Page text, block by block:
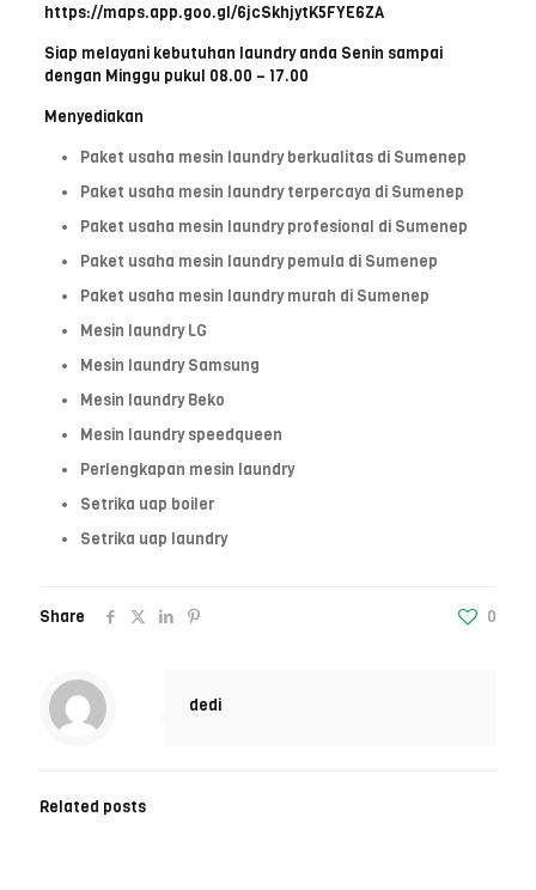
https://maps.app.goo.gl/6jcSkhjytK5FYE6ZA
Siap melayani kebutuhan laundry anda Senin sampai
dengan Minggu pukul 08.00 – 17.00
Menyediakan
Paket usaha mesin laundry berkualitas di Sumenep
Paket usaha mesin laundry terpercaya di Sumenep
Paket usaha mesin laundry profesional di Sumenep
Paket usaha mesin laundry pemula di Sumenep
Paket usaha mesin laundry murah di Sumenep
Mesin laundry LG
Mesin laundry Samsung
Mesin laundry Beko
Mesin laundry speedqueen
Perlengkapan mesin laundry
Setrika uap boiler
Setrika uap laundry
Share 0
dedi
Related posts